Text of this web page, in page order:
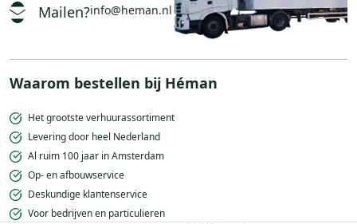
Mailen?info@heman.nl
Waarom bestellen bij Héman
Het grootste verhuurassortiment
Levering door heel Nederland
Al ruim 100 jaar in Amsterdam
Op- en afbouwservice
Deskundige klantenservice
Voor bedrijven en particulieren